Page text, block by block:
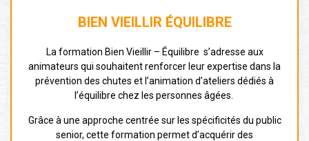
BIEN VIEILLIR ÉQUILIBRE
La formation Bien Vieillir – Équilibre s’adresse aux
animateurs qui souhaitent renforcer leur expertise dans la
prévention des chutes et l’animation d’ateliers dédiés à
l’équilibre chez les personnes âgées.
Grâce à une approche centrée sur les spécificités du public
senior, cette formation permet d’acquérir des